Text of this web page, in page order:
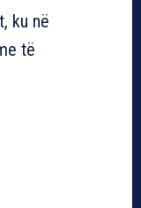
ku në
të